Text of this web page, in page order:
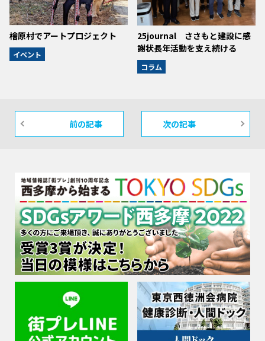
檜原村でアートプロジェクト
イベント
25journal ささもと建設に感
謝状長年活動を支え続ける
コラム
前の記事 次の記事